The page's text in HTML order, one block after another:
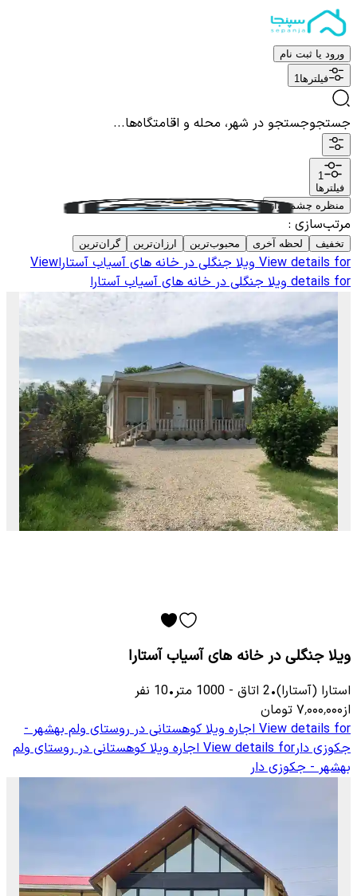
ورود یا ثبت نام
فیلترها1
جستجوجستجو در شهر، محله و اقامتگاه‌ها...
1
فیلترها
منظره چشم نواز
مرتب‌سازی :
تخفیف لحظه آخری محبوب‌ترین ارزان‌ترین گران‌ترین
View details for ویلا جنگلی در خانه های آسیاب آستاراView
details for ویلا جنگلی در خانه های آسیاب آستارا
ویلا جنگلی در خانه های آسیاب آستارا
استارا (آستارا)•
2 اتاق -
1000 متر•
10 نفر
از۷٬۰۰۰٬۰۰۰ تومان
View details for اجاره ویلا کوهستانی در روستای ولم بهشهر -
جکوزی دارView details for اجاره ویلا کوهستانی در روستای ولم
بهشهر - جکوزی دار